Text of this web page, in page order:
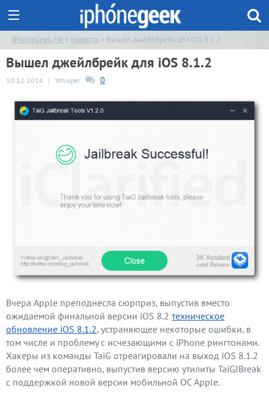
iPhoneGeek.Me » Новости » Вышел джейлбрейк для iOS 8.1.2
Вышел джейлбрейк для iOS 8.1.2
10.12.2014 | Whisper 0
Вчера Apple преподнесла сюрприз, выпустив вместо
ожидаемой финальной версии iOS 8.2 техническое
обновление iOS 8.1.2, устраняющее некоторые ошибки, в
том числе и проблему с исчезающими с iPhone рингтонами.
Хакеры из команды TaiG отреагировали на выход iOS 8.1.2
более чем оперативно, выпустив версию утилиты TaiGJBreak
с поддержкой новой версии мобильной ОС Apple.